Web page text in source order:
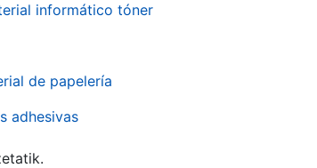
informático tóner
de papelería
adhesivas